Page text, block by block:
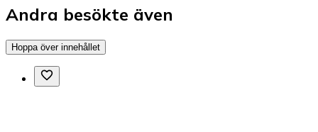
Andra besökte även
Hoppa över innehållet